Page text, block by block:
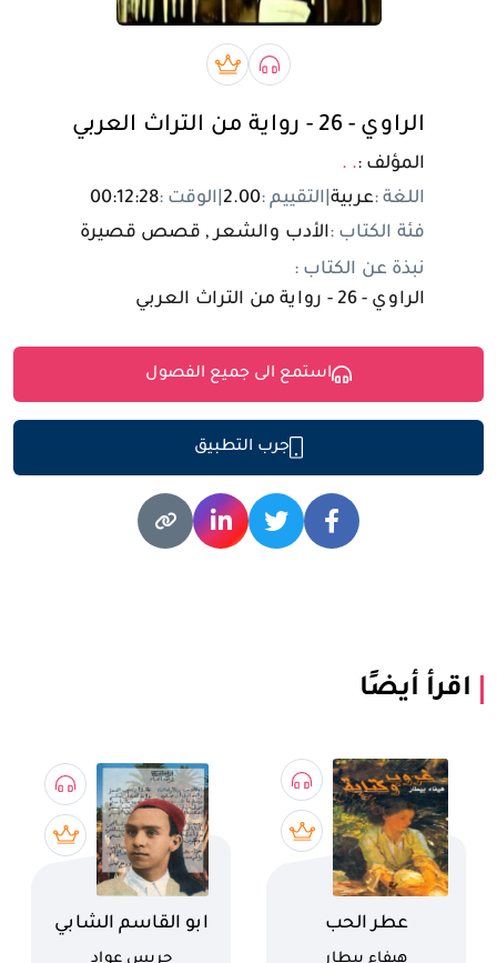
مستخدم جديد
صوتي bookبريميوم book
الراوي - 26 - رواية من التراث العربي
المؤلف :. .
اللغة :عربية التقييم :2.00 الوقت :00:12:28
فئة الكتاب :الأدب والشعر , قصص قصيرة
نبذة عن الكتاب :
الراوي - 26 - رواية من التراث العربي
استمع الى جميع الفصول
جرب التطبيق
اقرأ أيضًا
اسم الكتاب
عطر الحب
كاتب
هيفاء بيطار
اسم الكتاب
ابو القاسم الشابي
كاتب
جريس عواد